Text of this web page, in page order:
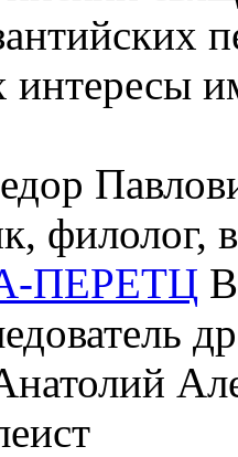
интересы
филолог,
ПЕРЕТЦ